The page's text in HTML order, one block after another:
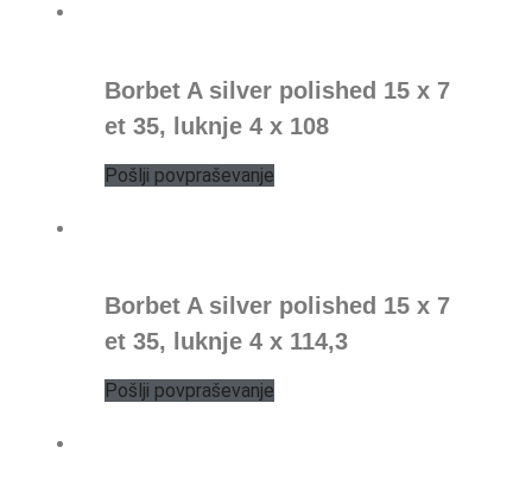
Borbet A silver polished 15 x 7
et 35, luknje 4 x 108
Pošlji povpraševanje
Borbet A silver polished 15 x 7
et 35, luknje 4 x 114,3
Pošlji povpraševanje